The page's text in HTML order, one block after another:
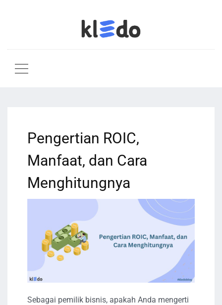
Pengertian ROIC,
Manfaat, dan Cara
Menghitungnya
Sebagai pemilik bisnis, apakah Anda mengerti